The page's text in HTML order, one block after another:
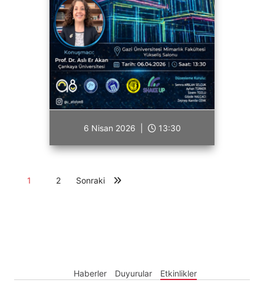
6 Nisan 2026 | 13:30
1 2 Sonraki
Haberler Duyurular Etkinlikler